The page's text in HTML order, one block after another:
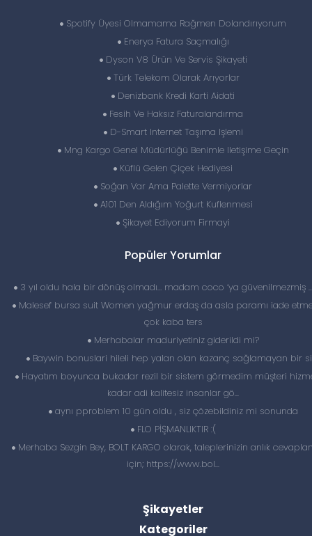
Spotify Üyesi Olmamama Rağmen Dolandırıyorum
Enerya Fatura Saçmalığı
Dyson V8 Ürün Ve Servis Şikayeti
Türk Telekom Olarak Arıyorlar
Denizbank Kredi Karti Aidati
Fesih Ve Haksız Faturalandırma
D-Smart Internet Taşıma Işlemi
Mng Kargo Genel Müdürlüğü Benimle Iletişime Geçin
Küflü Gelen Çiçek Hediyesi
Soğan Var Ama Palette Vermiyorlar
A101 Den Aldığım Yoğurt Kuflenmesi
Şikayet Ediyorum Firmayi
Popüler Yorumlar
3 yıl oldu hala bir dönüş olmadı… madam coco ‘ya güvenilmezmiş
Malesef bursa suit Women yağmur erdaş da asla paramı iade
çok kaba ters
Merhabalar maduriyetiniz giderildi mi?
Baywin bonuslari hileli hep yalan olan kazanç sağlamayan bir
Hayatım boyunca bukadar rezil bir sistem görmedim müşteri
kadar adi kalitesiz insanlar gö...
aynı pproblem 10 gün oldu , siz çözebildiniz mi sonunda
FLO PİŞMANLIKTIR :(
Merhaba Sezgin Bey, BOLT KARGO olarak, taleplerinizin anlık
için; https://www.bol...
Şikayetler
Kategoriler